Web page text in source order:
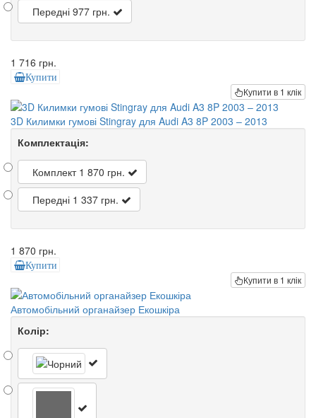
Передні 977 грн.
1 716 грн.
Купити
Купити в 1 клік
3D Килимки гумові Stingray для Audi A3 8P 2003 – 2013
Комплектація:
Комплект 1 870 грн.
Передні 1 337 грн.
1 870 грн.
Купити
Купити в 1 клік
Автомобільний органайзер Екошкіра
Колір: